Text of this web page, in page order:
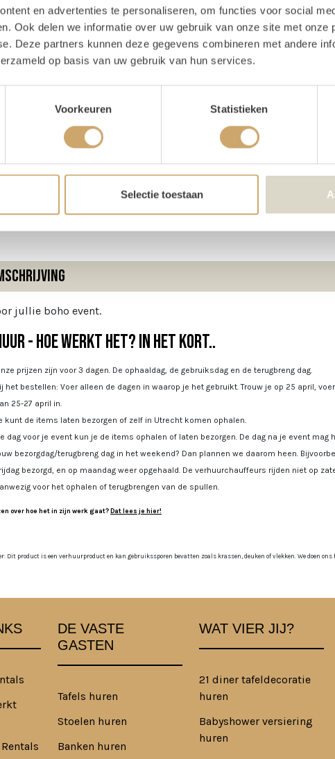
en advertenties te personaliseren, om functies voor social
Ook delen we informatie over uw gebruik van onze site met onze
Deze partners kunnen deze gegevens combineren met andere
op basis van uw gebruik van hun services.
Voorkeuren Statistieken
Selectie toestaan
voorraad
jullie boho event.
- Hoe werkt het? In het kort..
prijzen zijn voor 3 dagen. De ophaaldag, de gebruiksdag en de terugbreng dag.
het bestellen: Voer alleen de dagen in waarop je het gebruikt. Trouw je op 25 april,
25-27 april in.
kunt de items laten bezorgen of zelf in Utrecht komen ophalen.
dag voor je event kun je de items ophalen of laten bezorgen. De dag na je event
bezorgdag/terugbreng dag in het weekend? Dan plannen we daarom heen.
bezorgd, en op maandag weer opgehaald. De verhuurchauffeurs rijden niet op
voor het ophalen of terugbrengen van de spullen.
over hoe het in zijn werk gaat?Dat lees je hier!
Dit product is een verhuurproduct en kan gebruikssporen bevatten zoals krassen, deuken of vlekken. We doen
DE VASTE
GASTEN
Tafels huren
Stoelen huren
Banken huren
WAT VIER JIJ?
21 diner tafeldecoratie
huren
Babyshower versiering
huren